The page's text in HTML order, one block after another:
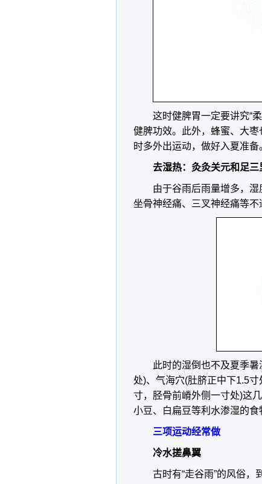
这时健脾胃一定要讲究“
健脾功效。此外，蜂蜜、大
时多外出运动，做好入夏准备
去湿热：灸灸关元和足三
由于谷雨后雨量增多，湿
坐骨神经痛、三叉神经痛等不
此时的湿倒也不及夏季
处)、气海穴(肚脐正中下1.5
寸，胫骨前嵴外侧一寸处)这
小豆、白扁豆等利水渗湿的食
三项运动经常做
冷水搓鼻翼
古时有“走谷雨”的风俗